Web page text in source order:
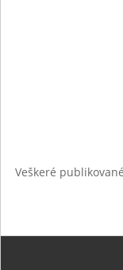
Veškeré